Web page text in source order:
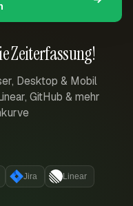
Zeiterfassung!
Desktop & Mobil
GitHub & mehr
Jira Linear